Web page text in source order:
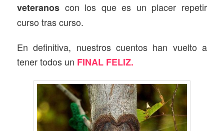
veteranos con los que es un placer repetir
curso tras curso.
En definitiva, nuestros cuentos han vuelto a
tener todos un FINAL FELIZ.